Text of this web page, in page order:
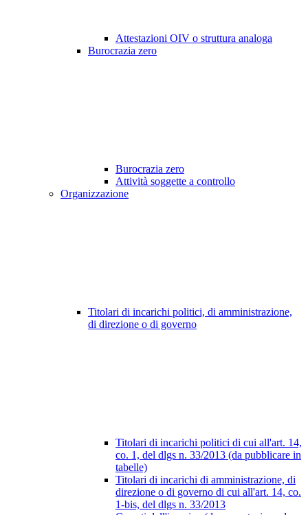
Attestazioni OIV o struttura analoga
Burocrazia zero
Burocrazia zero
Attività soggette a controllo
Organizzazione
Titolari di incarichi politici, di amministrazione,
di direzione o di governo
Titolari di incarichi politici di cui all'art. 14,
co. 1, del dlgs n. 33/2013 (da pubblicare in
tabelle)
Titolari di incarichi di amministrazione, di
direzione o di governo di cui all'art. 14, co.
1-bis, del dlgs n. 33/2013